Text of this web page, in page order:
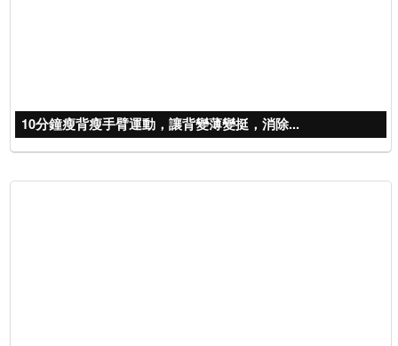
10分鐘瘦背瘦手臂運動，讓背變薄變挺，消除...